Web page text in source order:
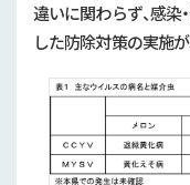
違いに関わらず、感染
した防除対策の実施